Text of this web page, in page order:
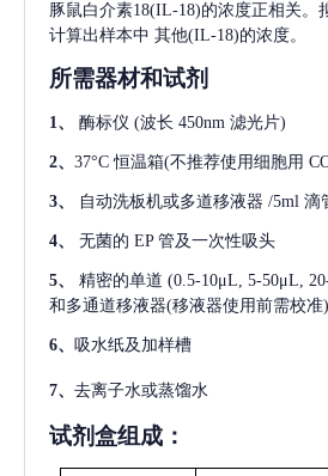
豚鼠白介素18(IL-18)的浓度正相关。
计算出样本中 其他(IL-18)的浓度。
所需器材和试剂
1、 酶标仪 (波长 450nm 滤光片)
2、 37°C 恒温箱(不推荐使用细胞用
3、 自动洗板机或多道移液器 /5ml 滴
4、 无菌的 EP 管及一次性吸头
5、 精密的单道 (0.5-10μL, 5-50μL,
和多通道移液器(移液器使用前需校准)
6、 吸水纸及加样槽
7、 去离子水或蒸馏水
试剂盒组成：